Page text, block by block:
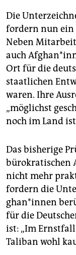
Die
fordern nun ein
Neben
auch
Ort für die
staatlichen
waren. Ihre
„möglichst
noch im Land
Das bisherige
bürokratischen
nicht mehr
fordern die
gha­n*in­nen
für die
ist: „Im
Taliban wohl